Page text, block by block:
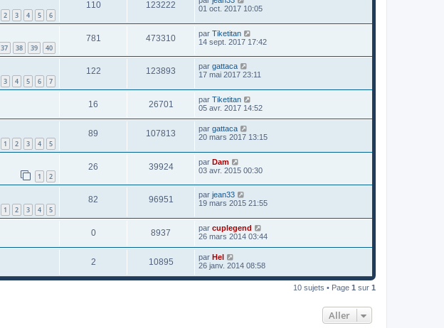
2 3 4 5 6
110 123222
01 oct. 2017 10:05
37 38 39 40
781 473310 par Tiketitan
14 sept. 2017 17:42
3 4 5 6 7
122 123893 par gattaca
17 mai 2017 23:11
16 26701 par Tiketitan
05 avr. 2017 14:52
1 2 3 4 5
89 107813 par gattaca
20 mars 2017 13:15
1 2
26 39924 par Dam
03 avr. 2015 00:30
1 2 3 4 5
82 96951 par jean33
19 mars 2015 21:55
0 8937 par cuplegend
26 mars 2014 03:44
2 10895 par Hel
26 janv. 2014 08:58
10 sujets • Page 1 sur 1
Aller